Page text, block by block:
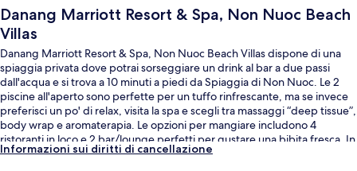
Danang Marriott Resort & Spa, Non Nuoc Beach
Villas
Danang Marriott Resort & Spa, Non Nuoc Beach Villas dispone di una
spiaggia privata dove potrai sorseggiare un drink al bar a due passi
dall'acqua e si trova a 10 minuti a piedi da Spiaggia di Non Nuoc. Le 2
piscine all'aperto sono perfette per un tuffo rinfrescante, ma se invece
preferisci un po' di relax, visita la spa e scegli tra massaggi “deep tissue”,
body wrap e aromaterapia. Le opzioni per mangiare includono 4
ristoranti in loco e 2 bar/lounge perfetti per gustare una bibita fresca. In
questo resort di lusso troverai anche un miniclub per bambini (gratuito),
Informazioni sui diritti di cancellazione